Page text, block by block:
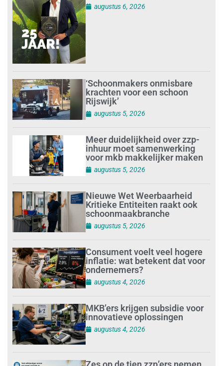
augustus 6, 2026
‘Schoonmakers onmisbare
krachten voor een schoon
Rijswijk’
augustus 5, 2026
Meer duidelijkheid over zzp-
inhuur moet samenwerking
voor mkb makkelijker maken
augustus 5, 2026
Nieuwe Wet Weerbaarheid
Kritieke Entiteiten raakt ook
schoonmaakbranche
augustus 5, 2026
Consument voelt veel hogere
inflatie: wat betekent dat voor
ondernemers?
augustus 4, 2026
MKB’ers krijgen subsidie voor
innovatieve oplossingen
augustus 4, 2026